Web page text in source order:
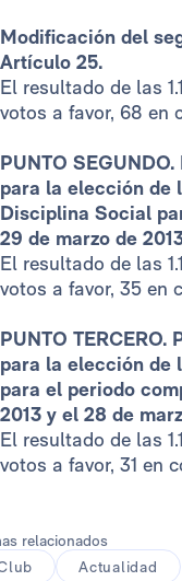
Modificación del
Artículo 25.
El resultado de las
votos a favor, 68 en
PUNTO
para la elección de
Disciplina Social
29 de marzo de
El resultado de las
votos a favor, 35 en
PUNTO
para la elección de
para el periodo
2013 y el 28 de
El resultado de las
votos a favor, 31 en
relacionados
Actualidad